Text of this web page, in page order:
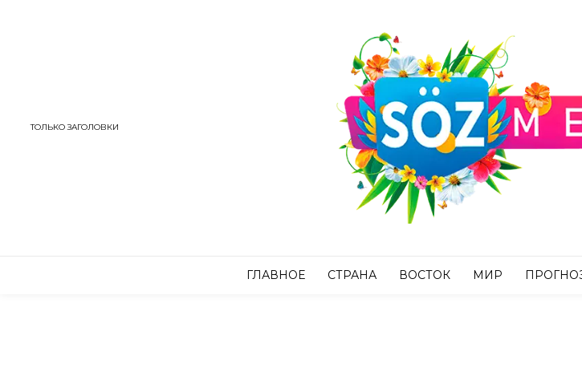
ТОЛЬКО ЗАГОЛОВКИ
ГЛАВНОЕ СТРАНА ВОСТОК МИР